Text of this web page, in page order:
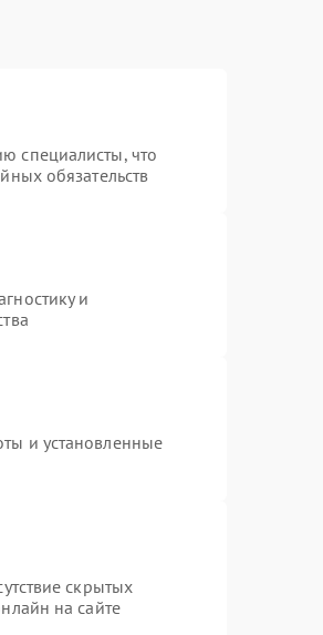
специалисты, что
обязательств
и
и установленные
скрытых
на сайте